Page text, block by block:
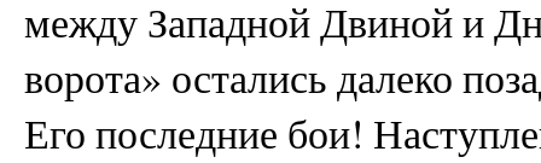
между Западной Двиной и
ворота» остались далеко
Его последние бои!